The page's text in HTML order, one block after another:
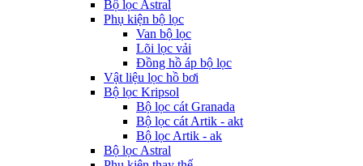
Bộ lọc Astral
Phụ kiện bộ lọc
Van bộ lọc
Lõi lọc vải
Đồng hồ áp bộ lọc
Vật liệu lọc hồ bơi
Bộ lọc Kripsol
Bộ lọc cát Granada
Bộ lọc cát Artik - akt
Bộ lọc Artik - ak
Bộ lọc Astral